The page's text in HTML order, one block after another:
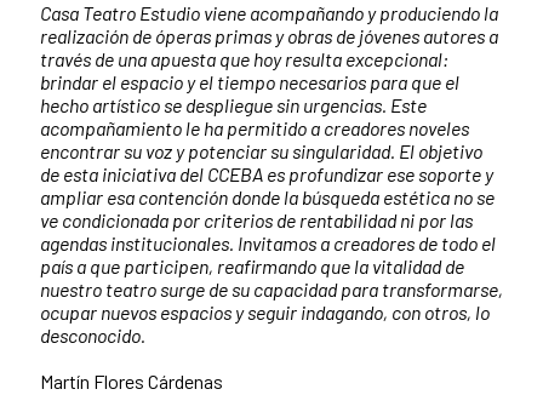
Casa Teatro Estudio viene acompañando y produciendo la
realización de óperas primas y obras de jóvenes autores a
través de una apuesta que hoy resulta excepcional:
brindar el espacio y el tiempo necesarios para que el
hecho artístico se despliegue sin urgencias. Este
acompañamiento le ha permitido a creadores noveles
encontrar su voz y potenciar su singularidad. El objetivo
de esta iniciativa del CCEBA es profundizar ese soporte y
ampliar esa contención donde la búsqueda estética no se
ve condicionada por criterios de rentabilidad ni por las
agendas institucionales. Invitamos a creadores de todo el
país a que participen, reafirmando que la vitalidad de
nuestro teatro surge de su capacidad para transformarse,
ocupar nuevos espacios y seguir indagando, con otros, lo
desconocido.
Martín Flores Cárdenas